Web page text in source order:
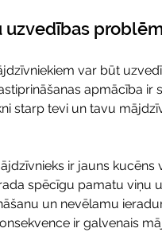
uzvedības
var būt
apmācība
starp tevi un tavu
ir jauns
spēcīgu pamatu viņu
un nevēlamu
ir galvenais